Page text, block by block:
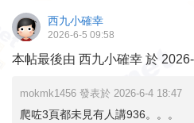
西九小確幸
2026-6-5 09:58
本帖最後由 西九小確幸 於
mokmk1456 發表於 2026-6-4 18:47
爬咗3頁都未見有人講936。。。